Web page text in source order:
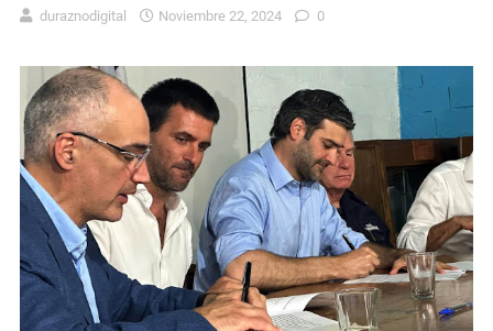
duraznodigital Noviembre 22, 2024 0